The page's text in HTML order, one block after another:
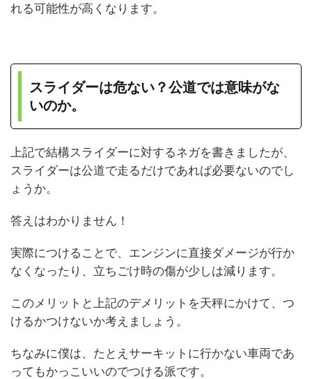
れる可能性が高くなります。
スライダーは危ない？公道では意味がな
いのか。
上記で結構スライダーに対するネガを書きましたが、
スライダーは公道で走るだけであれば必要ないのでし
ょうか。
答えはわかりません！
実際につけることで、エンジンに直接ダメージが行か
なくなったり、立ちごけ時の傷が少しは減ります。
このメリットと上記のデメリットを天秤にかけて、つ
けるかつけないか考えましょう。
ちなみに僕は、たとえサーキットに行かない車両であ
ってもかっこいいのでつける派です。